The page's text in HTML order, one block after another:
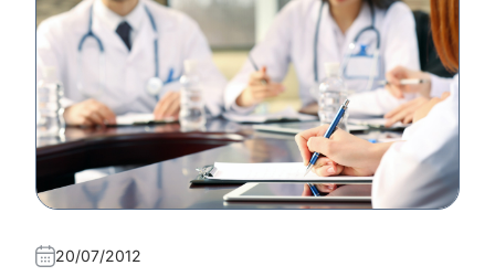
20/07/2012